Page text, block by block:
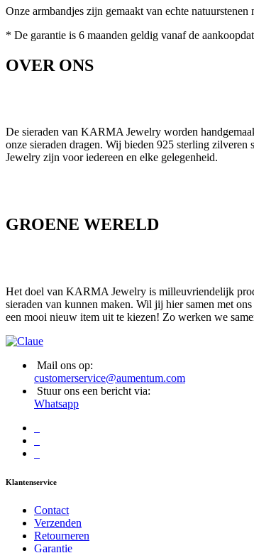
Onze armbandjes zijn gemaakt van echte
* De garantie is 6 maanden geldig vanaf de
OVER ONS
De sieraden van KARMA Jewelry worden
onze sieraden dragen. Wij bieden 925 sterling
Jewelry zijn voor iedereen en elke gelegenheid.
GROENE WERELD
Het doel van KARMA Jewelry is milleuvriendelijk
sieraden van kunnen maken. Wil jij hier samen met
een mooi nieuw item uit te kiezen! Zo werken we
Mail ons op:
customerservice@aumentum.com
Stuur ons een bericht via:
Whatsapp
Klantenservice
Contact
Verzenden
Retourneren
Garantie